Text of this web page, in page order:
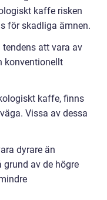
kaffe risken
för skadliga ämnen.
att vara av
konventionellt
kaffe, finns
Vissa av dessa
dyrare än
av de högre